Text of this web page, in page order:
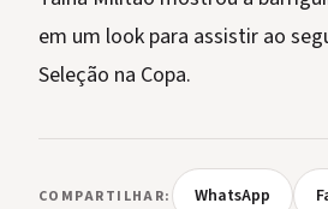
em um look para assistir ao
Seleção na Copa.
COMPARTILHAR: WhatsApp